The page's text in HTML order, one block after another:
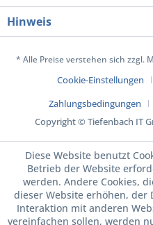
Hinweis
* Alle Preise verstehen sich zzgl.
Cookie-Einstellungen
Zahlungsbedingungen
Copyright © Tiefenbach IT
Diese Website benutzt
Betrieb der Website
werden. Andere Cookies,
dieser Website erhöhen,
Interaktion mit anderen
vereinfachen sollen, werden